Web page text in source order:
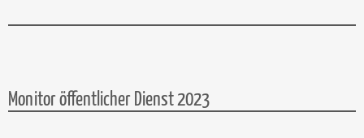
Monitor öffentlicher Dienst 2023